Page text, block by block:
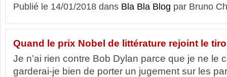
Publié le 14/01/2018 dans Bla Bla Blog par Bruno
Quand le prix Nobel de littérature rejoint le
Je n’ai rien contre Bob Dylan parce que je ne le
garderai-je bien de porter un jugement sur les